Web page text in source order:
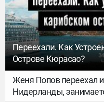
Переехали. Как
Острове Кюрасао?
Женя Попов переехал
Нидерланды,